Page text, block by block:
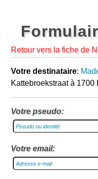
Retour vers la fiche de
Votre destinataire:
Kattebroekstraat à 1700
Votre pseudo:
Votre email: